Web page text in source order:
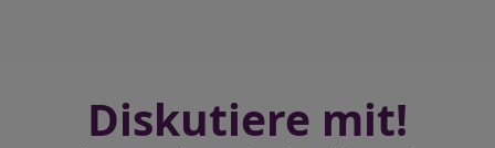
Diskutiere mit!